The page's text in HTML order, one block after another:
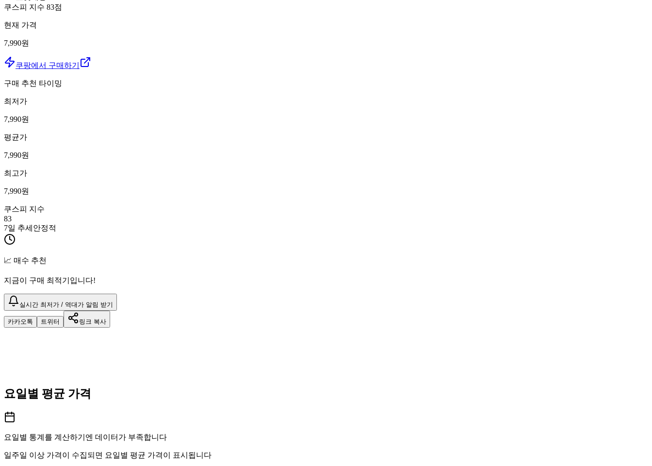
쿠스피 지수 83점
현재 가격
7,990원
쿠팡에서 구매하기
구매 추천 타이밍
최저가
7,990원
평균가
7,990원
최고가
7,990원
쿠스피 지수
83
7일 추세 안정적
📈 매수 추천
지금이 구매 최적기입니다!
실시간 최저가 / 역대가 알림 받기
카카오톡 트위터 링크 복사
요일별 평균 가격
요일별 통계를 계산하기엔 데이터가 부족합니다
일주일 이상 가격이 수집되면 요일별 평균 가격이 표시됩니다